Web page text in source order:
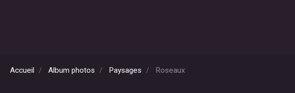
Accueil Album photos Paysages Roseaux